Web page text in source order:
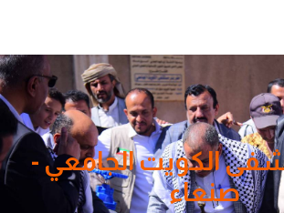
الكويت الجامعي -
صنعاء